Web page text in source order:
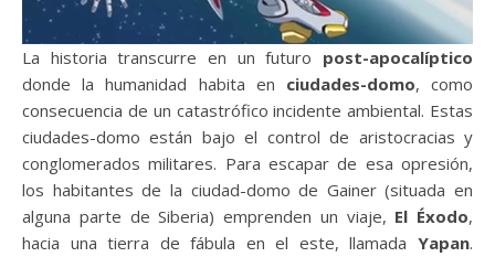
La historia transcurre en un futuro post-apocalíptico
donde la humanidad habita en ciudades-domo, como
consecuencia de un catastrófico incidente ambiental. Estas
ciudades-domo están bajo el control de aristocracias y
conglomerados militares. Para escapar de esa opresión,
los habitantes de la ciudad-domo de Gainer (situada en
alguna parte de Siberia) emprenden un viaje, El Éxodo,
hacia una tierra de fábula en el este, llamada Yapan.